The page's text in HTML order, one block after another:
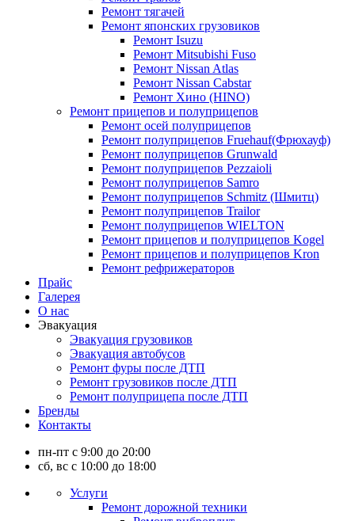
Ремонт тягачей
Ремонт японских грузовиков
Ремонт Isuzu
Ремонт Mitsubishi Fuso
Ремонт Nissan Atlas
Ремонт Nissan Cabstar
Ремонт Хино (HINO)
Ремонт прицепов и полуприцепов
Ремонт осей полуприцепов
Ремонт полуприцепов Fruehauf(Фрюхауф)
Ремонт полуприцепов Grunwald
Ремонт полуприцепов Pezzaioli
Ремонт полуприцепов Samro
Ремонт полуприцепов Schmitz (Шмитц)
Ремонт полуприцепов Trailor
Ремонт полуприцепов WIELTON
Ремонт прицепов и полуприцепов Kogel
Ремонт прицепов и полуприцепов Kron
Ремонт рефрижераторов
Прайс
Галерея
О нас
Эвакуация
Эвакуация грузовиков
Эвакуация автобусов
Ремонт фуры после ДТП
Ремонт грузовиков после ДТП
Ремонт полуприцепа после ДТП
Бренды
Контакты
пн-пт с 9:00 до 20:00
сб, вс с 10:00 до 18:00
Услуги
Ремонт дорожной техники